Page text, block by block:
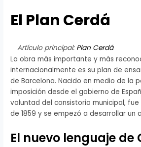
El Plan Cerdá
Artículo principal: Plan Cerdá
La obra más importante y más
internacionalmente es su plan de
de Barcelona. Nacido en medio de la
imposición desde el gobierno de
voluntad del consistorio municipal,
de 1859 y se empezó a desarrollar un
El nuevo lenguaje de